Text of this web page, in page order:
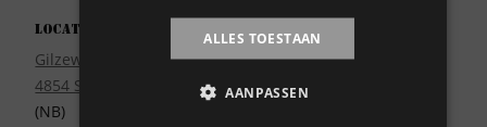
Locatie
Gilzeweg 17
4854 SE Bavel
(NB)
Privacy
Wie zijn wij?
ALLES TOESTAAN
AANPASSEN